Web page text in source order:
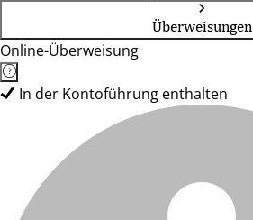
Überweisungen
Online-Überweisung
In der Kontoführung enthalten